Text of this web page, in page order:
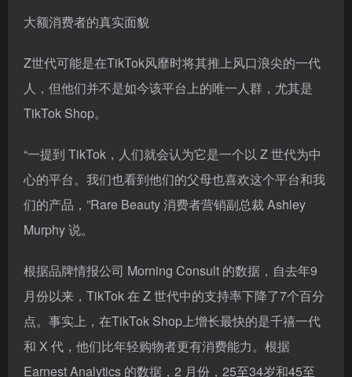
大额消费者的真实面貌
Z世代可能是在TikTok风靡时将其推上风口浪尖的一代
人，但他们并不是如今该平台上的唯一人群，尤其是
TikTok Shop。
“一提到 TikTok，人们就会认为它是一个以 Z 世代为中
心的平台。我们也看到他们的父母也喜欢这个平台和我
们的产品，”Rare Beauty 消费者营销副总裁 Ashley
Murphy 说。
根据品牌情报公司 Morning Consult 的数据，自去年9
月份以来，TikTok 在 Z 世代中的支持率下降了7个百分
点。事实上，在TikTok Shop上增长最快的是千禧一代
和 X 代，他们比年轻购物者更有消费能力。根据
Earnest Analytics 的数据，2 月份，25至34岁和45至